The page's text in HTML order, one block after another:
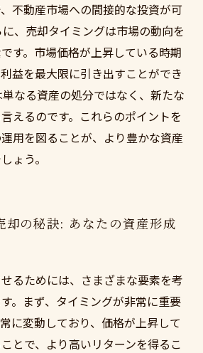
不動産市場への間接的な投資が可
、売却タイミングは市場の動向を
す。市場価格が上昇している時期
益を最大限に引き出すことができ
なる資産の処分ではなく、新たな
えるのです。これらのポイントを
用を図ることが、より豊かな資産
ょう。
却の秘訣: あなたの資産形成
るためには、さまざまな要素を考
。まず、タイミングが非常に重要
に変動しており、価格が上昇して
とで、より高いリターンを得るこ